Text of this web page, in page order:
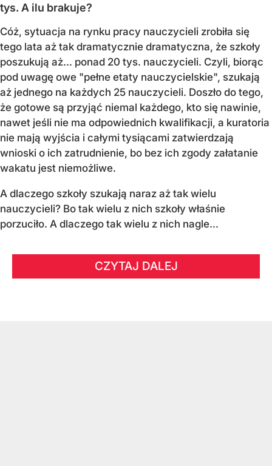
tys. A ilu brakuje?
Cóż, sytuacja na rynku pracy nauczycieli zrobiła się
tego lata aż tak dramatycznie dramatyczna, że szkoły
poszukują aż… ponad 20 tys. nauczycieli. Czyli, biorąc
pod uwagę owe "pełne etaty nauczycielskie", szukają
aż jednego na każdych 25 nauczycieli. Doszło do tego,
że gotowe są przyjąć niemal każdego, kto się nawinie,
nawet jeśli nie ma odpowiednich kwalifikacji, a kuratoria
nie mają wyjścia i całymi tysiącami zatwierdzają
wnioski o ich zatrudnienie, bo bez ich zgody załatanie
wakatu jest niemożliwe.
A dlaczego szkoły szukają naraz aż tak wielu
nauczycieli? Bo tak wielu z nich szkoły właśnie
porzuciło. A dlaczego tak wielu z nich nagle...
CZYTAJ DALEJ